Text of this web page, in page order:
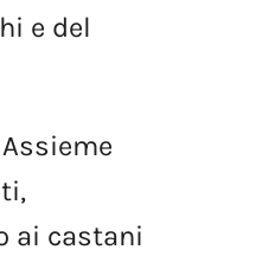
e del
Assieme
ai castani